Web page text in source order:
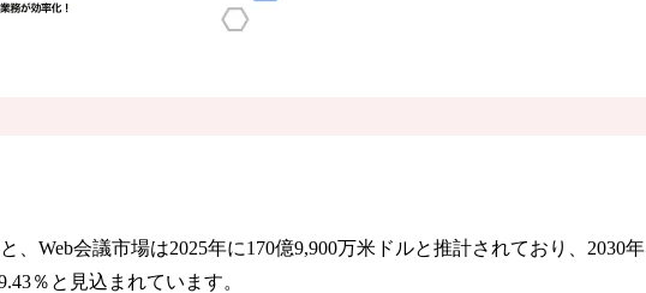
Web会議市場は2025年に170億9,900万米ドルと推計されており、2030
％と見込まれています。